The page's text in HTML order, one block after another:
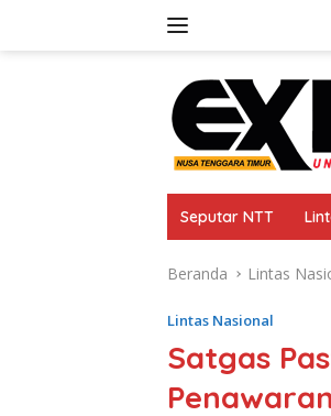
Seputar NTT
Beranda Lintas
Lintas Nasional
Satgas